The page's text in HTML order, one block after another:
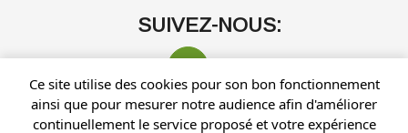
SUIVEZ-NOUS:
Ce site utilise des cookies pour son bon fonctionnement
ainsi que pour mesurer notre audience afin d'améliorer
continuellement le service proposé et votre expérience